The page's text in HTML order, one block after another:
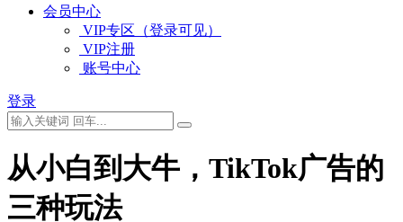
会员中心
VIP专区（登录可见）
VIP注册
账号中心
登录
从小白到大牛，TikTok广告的
三种玩法